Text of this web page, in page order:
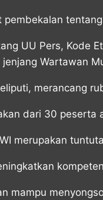
UU Pers, Kode
Wartawan
merancang
dari 30
merupakan
mampu